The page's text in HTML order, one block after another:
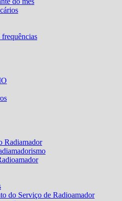
frequências
Radiamador
do Serviço de Radioamador